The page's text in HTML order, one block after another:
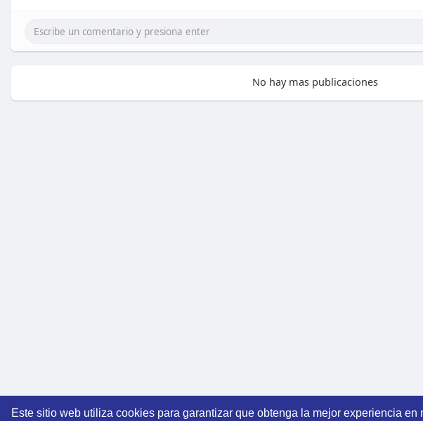
Este sitio web utiliza cookies para garantizar que obtenga la mejor experiencia en
No hay mas publicaciones